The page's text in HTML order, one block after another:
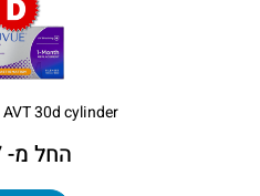
AVT 30d cylinder – דיאגנוסטיקה
החל מ- 47 ₪